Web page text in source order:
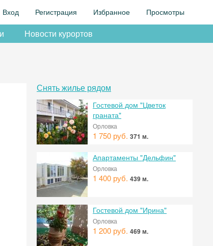
Вход Регистрация Избранное Просмотры
Новости курортов
Снять жилье рядом
Гостевой дом "Цветок
граната"
Орловка
1 750 руб. 371 м.
Апартаменты "Дельфин"
Орловка
1 400 руб. 439 м.
Гостевой дом "Ирина"
Орловка
1 200 руб. 469 м.